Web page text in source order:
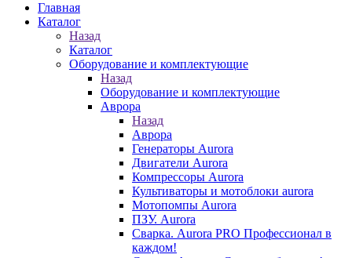
Главная
Каталог
Назад
Каталог
Оборудование и комплектующие
Назад
Оборудование и комплектующие
Аврора
Назад
Аврора
Генераторы Aurora
Двигатели Aurora
Компрессоры Aurora
Культиваторы и мотоблоки aurora
Мотопомпы Aurora
ПЗУ. Aurora
Сварка. Aurora PRO Профессионал в
каждом!